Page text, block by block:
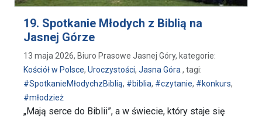
19. Spotkanie Młodych z Biblią na
Jasnej Górze
13 maja 2026, Biuro Prasowe Jasnej Góry, kategorie:
Kościół w Polsce, Uroczystości, Jasna Góra, tagi:
#SpotkanieMłodychzBiblią, #biblia, #czytanie, #konkurs,
#młodzież
„Mają serce do Biblii”, a w świecie, który staje się